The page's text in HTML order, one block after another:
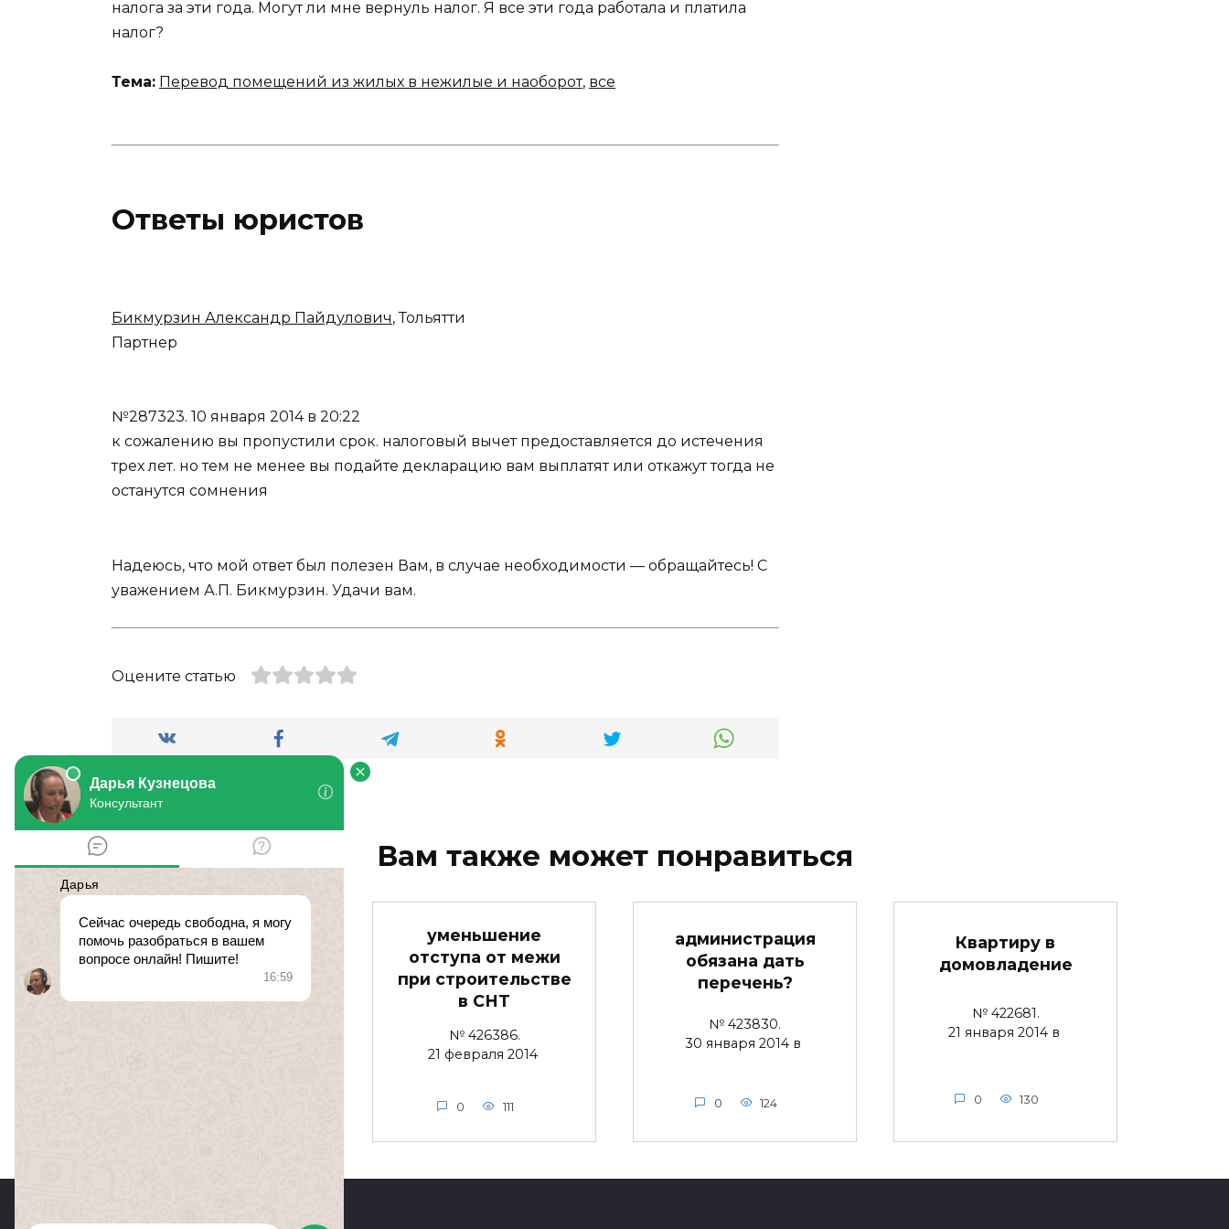
налога за эти года. Могут ли мне вернуль налог. Я все эти года работала и платила
налог?
Тема: Перевод помещений из жилых в нежилые и наоборот, все
Ответы юристов
Бикмурзин Александр Пайдулович, Тольятти
Партнер
№287323. 10 января 2014 в 20:22
к сожалению вы пропустили срок. налоговый вычет предоставляется до истечения
трех лет. но тем не менее вы подайте декларацию вам выплатят или откажут тогда не
останутся сомнения
Надеюсь, что мой ответ был полезен Вам, в случае необходимости — обращайтесь! С
уважением А.П. Бикмурзин. Удачи вам.
Оцените статью
Вам также может понравиться
опасность покупки
квартиры в
заселенном доме со
статусом жилое
уменьшение
отступа от межи
при строительстве
в СНТ
№ 426386.
21 февраля 2014
0 111
администрация
обязана дать
перечень?
№ 423830.
30 января 2014 в
0 124
Квартиру в
домовладение
№ 422681.
21 января 2014 в
0 130